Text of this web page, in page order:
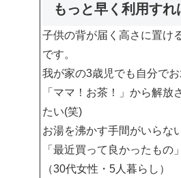
もっと早く利用すれ
子供の背が届く高さに置け
です。
我が家の3歳児でも自分でお
「ママ！お茶！」から解放
たい(笑)
お湯を沸かす手間がいらな
「最近買って良かったもの
（30代女性・5人暮らし）